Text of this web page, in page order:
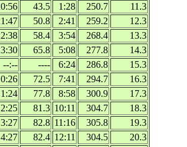
43.5 1:28 250.7
11.3
50.8 2:41 259.2
12.3
58.4 3:54 268.4
13.3
65.8 5:08 277.8
14.3
--:-- ---- 6:24 286.8
15.3
0:26 72.5 7:41 294.7
16.3
1:24 77.8 8:58 300.9
17.3
2:25 81.3 10:11 304.7
18.3
3:27 82.8 11:16 305.8
19.3
4:27 82.4 12:11 304.5
20.3